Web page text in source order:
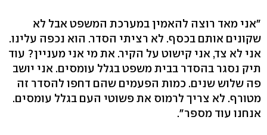
"אני מאד רוצה להאמין במערכת המשפט אבל לא
שקונים אותם בכסף. לא רציתי הסדר. הוא נכפה עלינו.
אני לא צד, אני קישוט על הקיר. את מי אני מעניין? עוד
תיק נסגר בהסדר בבית משפט בגלל עומסים. אני יושב
פה שלוש שנים. כמות הפעמים שהם דחפו להסדר זה
מטורף. לא צריך לרמוס את פשוטי העם בגלל עומסים.
אנחנו עוד מספר".